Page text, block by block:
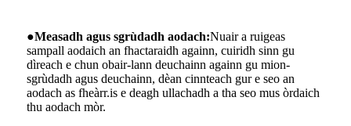
●Measadh agus sgrùdadh aodach:Nuair a ruigeas
sampall aodaich an fhactaraidh againn, cuiridh sinn gu
dìreach e chun obair-lann deuchainn againn gu mion-
sgrùdadh agus deuchainn, dèan cinnteach gur e seo an
aodach as fheàrr.is e deagh ullachadh a tha seo mus òrdaich
thu aodach mòr.